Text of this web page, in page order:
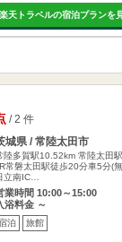
楽天トラベルの宿泊プランを
/ 2 件
城県 / 常陸太田市
陸多賀駅10.52km 常陸太田
常磐太田駅徒歩20分車5分(
立南IC…
業時間 10:00～15:00
浴料金 ～
泊 旅館